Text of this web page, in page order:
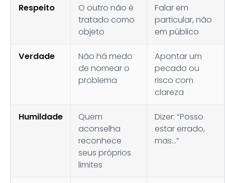
Respeito
O outro não é
tratado como
objeto
Falar em
particular, não
em público
Verdade
Não há medo
de nomear o
problema
Apontar um
pecado ou
risco com
clareza
Humildade
Quem
aconselha
reconhece
seus próprios
limites
Dizer: “Posso
estar errado,
mas…”